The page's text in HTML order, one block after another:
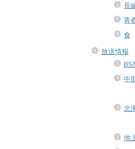
長
青
食
放送情報
BS
中
北
地